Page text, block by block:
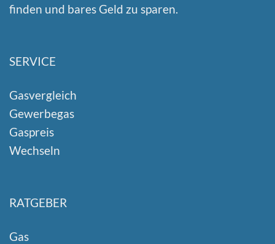
finden und bares Geld zu sparen.
SERVICE
Gasvergleich
Gewerbegas
Gaspreis
Wechseln
RATGEBER
Gas